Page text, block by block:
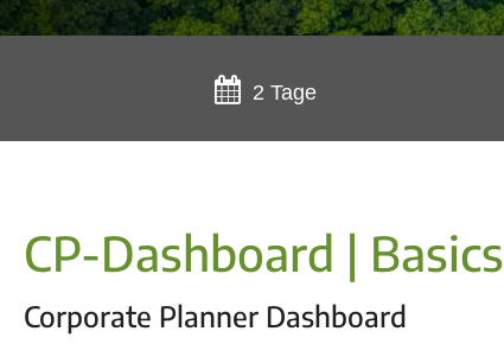
2 Tage
CP-Dashboard | Basics
Corporate Planner Dashboard